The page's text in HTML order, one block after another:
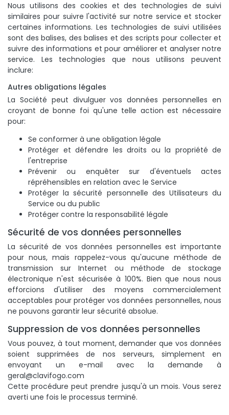
Nous utilisons des cookies et des technologies de suivi
similaires pour suivre l'activité sur notre service et stocker
certaines informations. Les technologies de suivi utilisées
sont des balises, des balises et des scripts pour collecter et
suivre des informations et pour améliorer et analyser notre
service. Les technologies que nous utilisons peuvent
inclure:
Autres obligations légales
La Société peut divulguer vos données personnelles en
croyant de bonne foi qu'une telle action est nécessaire
pour:
Se conformer à une obligation légale
Protéger et défendre les droits ou la propriété de
l'entreprise
Prévenir ou enquêter sur d'éventuels actes
répréhensibles en relation avec le Service
Protéger la sécurité personnelle des Utilisateurs du
Service ou du public
Protéger contre la responsabilité légale
Sécurité de vos données personnelles
La sécurité de vos données personnelles est importante
pour nous, mais rappelez-vous qu'aucune méthode de
transmission sur Internet ou méthode de stockage
électronique n'est sécurisée à 100%. Bien que nous nous
efforcions d'utiliser des moyens commercialement
acceptables pour protéger vos données personnelles, nous
ne pouvons garantir leur sécurité absolue.
Suppression de vos données personnelles
Vous pouvez, à tout moment, demander que vos données
soient supprimées de nos serveurs, simplement en
envoyant un e-mail avec la demande à
geral@clavifogo.com
Cette procédure peut prendre jusqu'à un mois. Vous serez
averti une fois le processus terminé.